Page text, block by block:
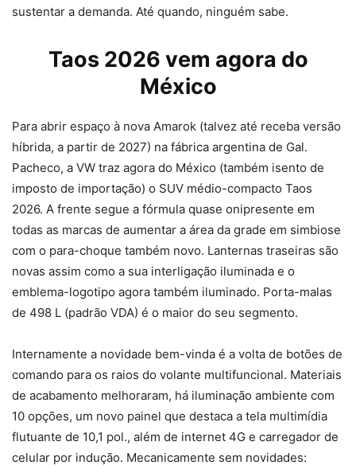
sustentar a demanda. Até quando, ninguém sabe.
Taos 2026 vem agora do
México
Para abrir espaço à nova Amarok (talvez até receba versão
híbrida, a partir de 2027) na fábrica argentina de Gal.
Pacheco, a VW traz agora do México (também isento de
imposto de importação) o SUV médio-compacto Taos
2026. A frente segue a fórmula quase onipresente em
todas as marcas de aumentar a área da grade em simbiose
com o para-choque também novo. Lanternas traseiras são
novas assim como a sua interligação iluminada e o
emblema-logotipo agora também iluminado. Porta-malas
de 498 L (padrão VDA) é o maior do seu segmento.
Internamente a novidade bem-vinda é a volta de botões de
comando para os raios do volante multifuncional. Materiais
de acabamento melhoraram, há iluminação ambiente com
10 opções, um novo painel que destaca a tela multimídia
flutuante de 10,1 pol., além de internet 4G e carregador de
celular por indução. Mecanicamente sem novidades: